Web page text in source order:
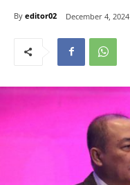
By editor02 December 4, 2024